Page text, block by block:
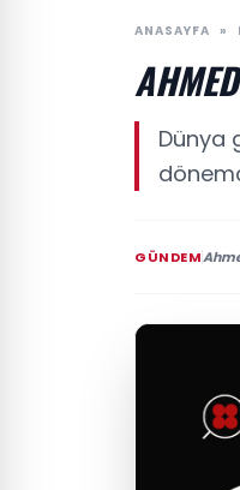
ANASAYFA »
Dünya
GÜNDEM